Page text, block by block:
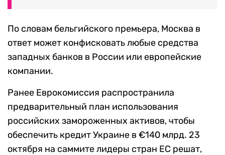
По словам бельгийского премьера, Москва в
ответ может конфисковать любые средства
западных банков в России или европейские
компании.
Ранее Еврокомиссия распространила
предварительный план использования
российских замороженных активов, чтобы
обеспечить кредит Украине в €140 млрд. 23
октября на саммите лидеры стран ЕС решат,